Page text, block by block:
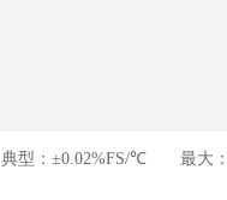
典型：±0.02%FS/℃ 最大